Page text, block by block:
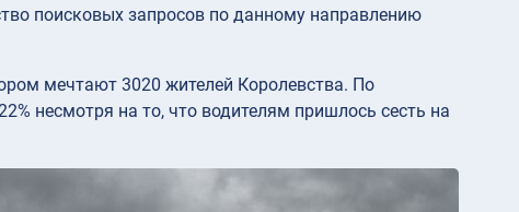
поисковых запросов по данному направлению
мечтают 3020 жителей Королевства. По
несмотря на то, что водителям пришлось сесть на